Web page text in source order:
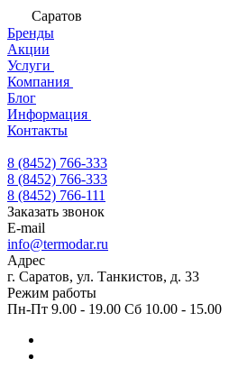
Саратов
Бренды
Акции
Услуги
Компания
Блог
Информация
Контакты
8 (8452) 766-333
8 (8452) 766-333
8 (8452) 766-111
Заказать звонок
E-mail
info@termodar.ru
Адрес
г. Саратов, ул. Танкистов, д. 33
Режим работы
Пн-Пт 9.00 - 19.00 Сб 10.00 - 15.00